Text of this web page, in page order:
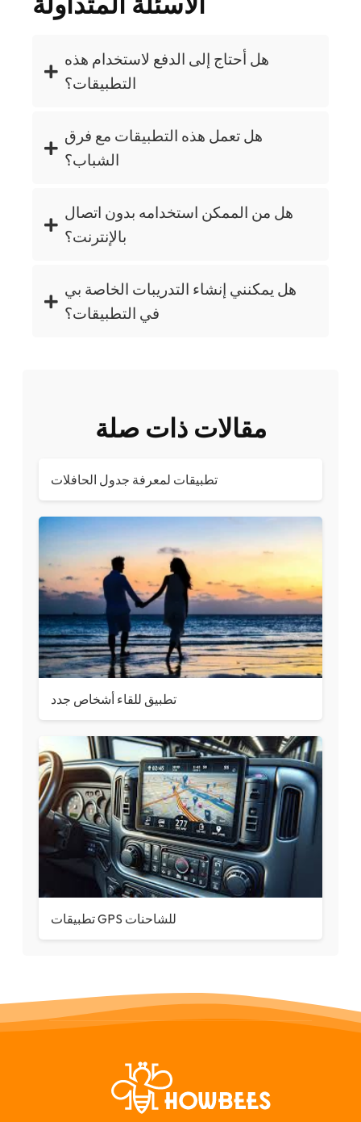
هل أحتاج إلى الدفع لاستخدام هذه
التطبيقات؟
هل تعمل هذه التطبيقات مع فرق
الشباب؟
هل من الممكن استخدامه بدون اتصال
بالإنترنت؟
هل يمكنني إنشاء التدريبات الخاصة بي
في التطبيقات؟
مقالات ذات صلة
تطبيقات لمعرفة جدول الحافلات
تطبيق للقاء أشخاص جدد
تطبيقات GPS للشاحنات